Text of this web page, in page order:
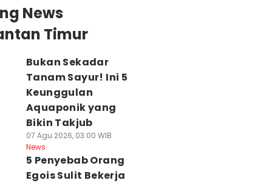
News
Timur
Bukan Sekadar
Tanam Sayur! Ini 5
Keunggulan
Aquaponik yang
Bikin Takjub
07 Agu 2026, 03:00 WIB
News
5 Penyebab Orang
Egois Sulit Bekerja